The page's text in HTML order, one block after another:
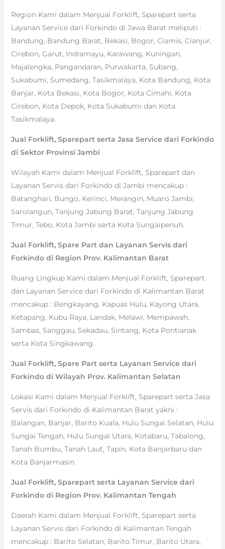
Region Kami dalam Menjual Forklift, Sparepart serta
Layanan Service dari Forkindo di Jawa Barat meliputi :
Bandung, Bandung Barat, Bekasi, Bogor, Ciamis, Cianjur,
Cirebon, Garut, Indramayu, Karawang, Kuningan,
Majalengka, Pangandaran, Purwakarta, Subang,
Sukabumi, Sumedang, Tasikmalaya, Kota Bandung, Kota
Banjar, Kota Bekasi, Kota Bogor, Kota Cimahi, Kota
Cirebon, Kota Depok, Kota Sukabumi dan Kota
Tasikmalaya.
Jual Forklift, Sparepart serta Jasa Service dari Forkindo
di Sektor Provinsi Jambi
Wilayah Kami dalam Menjual Forklift, Sparepart dan
Layanan Servis dari Forkindo di Jambi mencakup :
Batanghari, Bungo, Kerinci, Merangin, Muaro Jambi,
Sarolangun, Tanjung Jabung Barat, Tanjung Jabung
Timur, Tebo, Kota Jambi serta Kota Sungaipenuh.
Jual Forklift, Spare Part dan Layanan Servis dari
Forkindo di Region Prov. Kalimantan Barat
Ruang Lingkup Kami dalam Menjual Forklift, Sparepart
dan Layanan Service dari Forkindo di Kalimantan Barat
mencakup : Bengkayang, Kapuas Hulu, Kayong Utara,
Ketapang, Kubu Raya, Landak, Melawi, Mempawah,
Sambas, Sanggau, Sekadau, Sintang, Kota Pontianak
serta Kota Singkawang.
Jual Forklift, Spare Part serta Layanan Service dari
Forkindo di Wilayah Prov. Kalimantan Selatan
Lokasi Kami dalam Menjual Forklift, Sparepart serta Jasa
Servis dari Forkindo di Kalimantan Barat yakni :
Balangan, Banjar, Barito Kuala, Hulu Sungai Selatan, Hulu
Sungai Tengah, Hulu Sungai Utara, Kotabaru, Tabalong,
Tanah Bumbu, Tanah Laut, Tapin, Kota Banjarbaru dan
Kota Banjarmasin.
Jual Forklift, Sparepart serta Layanan Service dari
Forkindo di Region Prov. Kalimantan Tengah
Daerah Kami dalam Menjual Forklift, Sparepart serta
Layanan Servis dari Forkindo di Kalimantan Tengah
mencakup : Barito Selatan, Barito Timur, Barito Utara,